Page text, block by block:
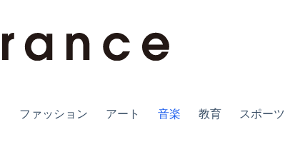
ファッション アート 音楽 教育 スポーツ